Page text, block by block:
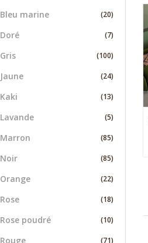
Bleu marine (20)
Doré (7)
Gris (100)
Jaune (24)
Kaki (13)
Lavande (5)
Marron (85)
Noir (85)
Orange (22)
Rose (18)
Rose poudré (10)
Rouge (71)